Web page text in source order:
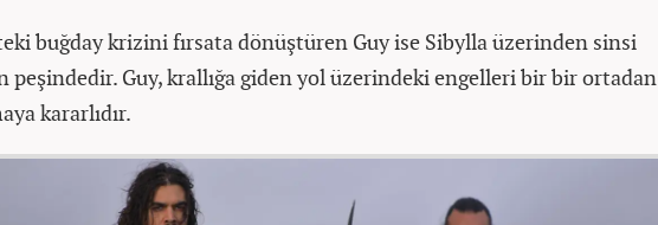
buğday krizini fırsata dönüştüren Guy ise Sibylla üzerinden sinsi
peşindedir. Guy, krallığa giden yol üzerindeki engelleri bir bir ortadan
kararlıdır.